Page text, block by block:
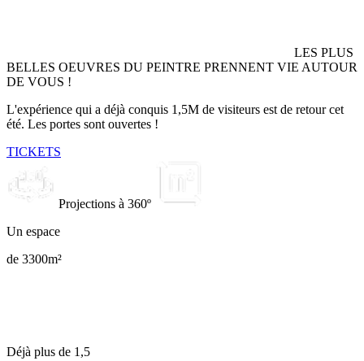
LES PLUS
BELLES OEUVRES DU PEINTRE PRENNENT VIE AUTOUR
DE VOUS !
L'expérience qui a déjà conquis 1,5M de visiteurs est de retour cet
été. Les portes sont ouvertes !
TICKETS
Projections à 360º
Un espace
de 3300m²
Déjà plus de 1,5